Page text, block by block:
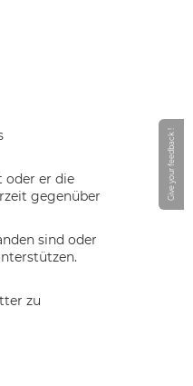
oder er die
gegenüber
sind oder
zu
Give your feedback !